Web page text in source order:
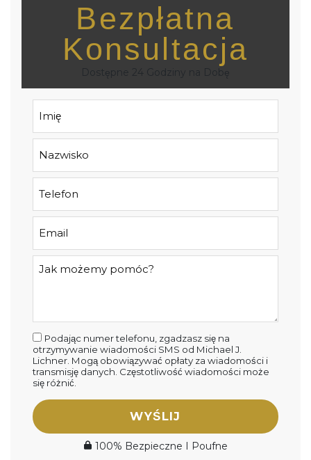
Bezpłatna
Konsultacja
Dostępne 24 Godziny na Dobę
Podając numer telefonu, zgadzasz się na
otrzymywanie wiadomości SMS od Michael J.
Lichner. Mogą obowiązywać opłaty za wiadomości i
transmisję danych. Częstotliwość wiadomości może
się różnić.
WYŚLIJ
100% Bezpieczne I Poufne